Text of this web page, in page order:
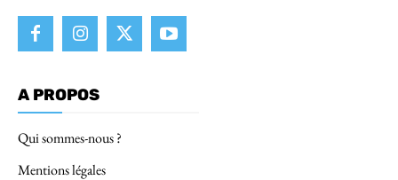
A PROPOS
Qui sommes-nous ?
Mentions légales